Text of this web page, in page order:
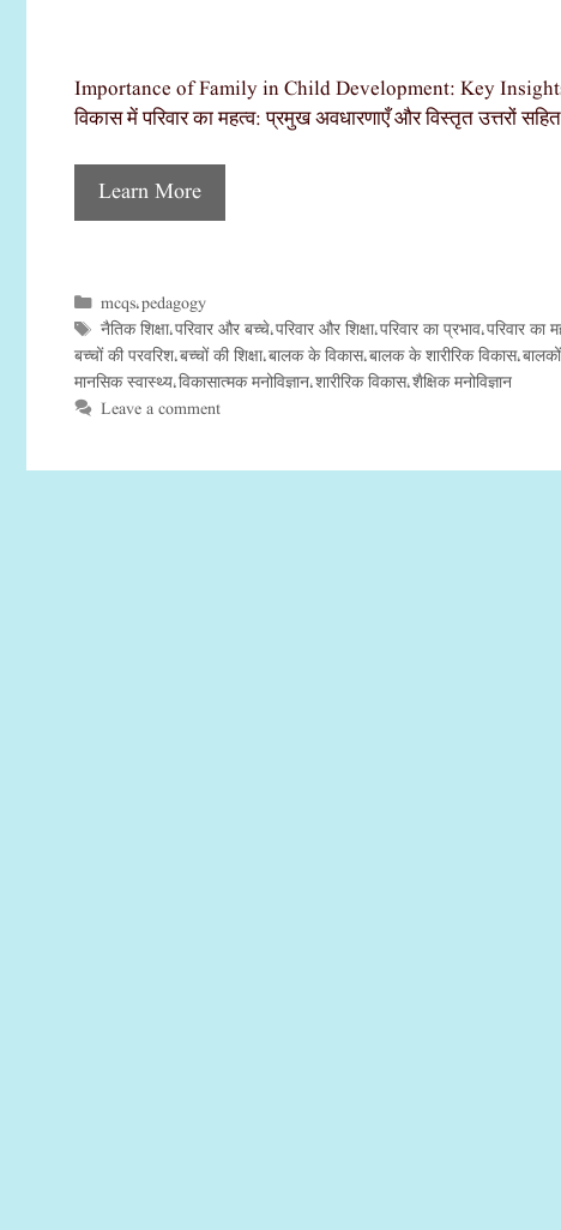
Importance of Family in Child Development: Key
विकास में परिवार का महत्व: प्रमुख अवधारणाएँ और विस्तृत उत्तरों सहित
Learn More
Categories
mcqs, pedagogy
Tags
नैतिक शिक्षा, परिवार और बच्चे, परिवार और शिक्षा, परिवार का प्रभाव, परिवार का
बच्चों की परवरिश, बच्चों की शिक्षा, बालक के विकास, बालक के शारीरिक विकास,
मानसिक स्वास्थ्य, विकासात्मक मनोविज्ञान, शारीरिक विकास, शैक्षिक मनोविज्ञान
Leave a comment